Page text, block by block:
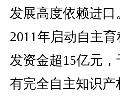
发展高度依赖进
2011年启动自主
发资金超15亿元
有完全自主知识产